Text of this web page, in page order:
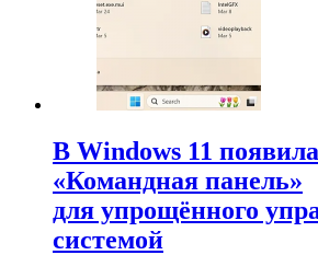
В Windows 11
«Командная панель»
для упрощённого
системой